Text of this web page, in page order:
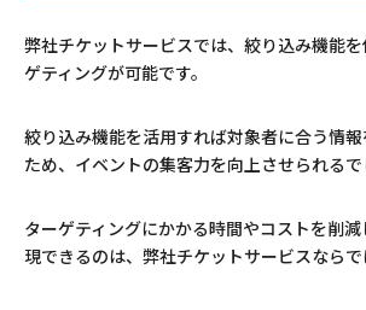
弊社チケットサービスでは、絞り込み機能
ゲティングが可能です。
絞り込み機能を活用すれば対象者に合う情
ため、イベントの集客力を向上させられるで
ターゲティングにかかる時間やコストを削
現できるのは、弊社チケットサービスならで